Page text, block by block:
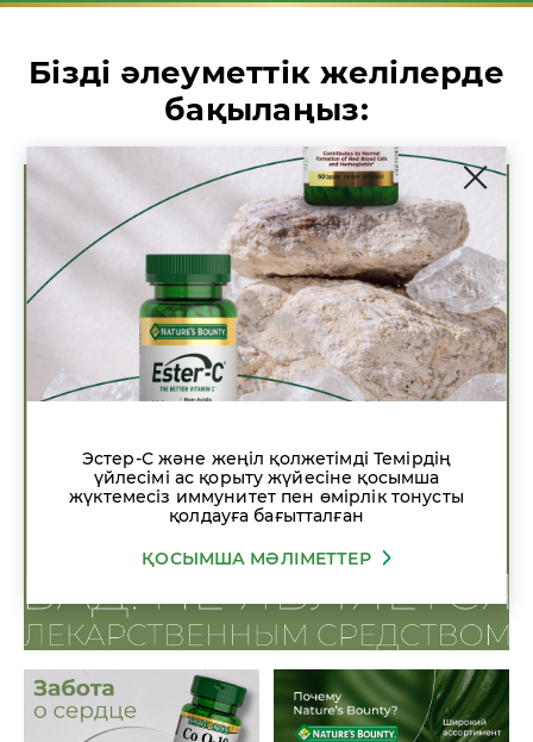
Бізді әлеуметтік желілерде
бақылаңыз:
Эстер-С және жеңіл қолжетімді Темірдің
үйлесімі ас қорыту жүйесіне қосымша
жүктемесіз иммунитет пен өмірлік тонусты
қолдауға бағытталған
ҚОСЫМША МӘЛІМЕТТЕР